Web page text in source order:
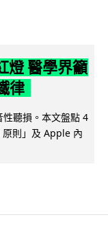
燈 醫學界籲
律
聽損。本文盤點 4
則」及 Apple 內